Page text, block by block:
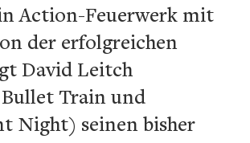
Action-Feuerwerk mit
der erfolgreichen
David Leitch
Bullet Train und
Night) seinen bisher